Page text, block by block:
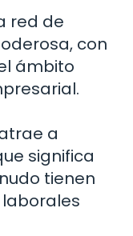
red de
con
ámbito
a
significa
tienen